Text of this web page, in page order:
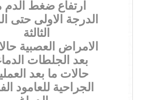
ارتفاع ضغط
الدرجة الاولى حتى
الثالثة
الامراض العصبية
بعد الجلطات
حالات ما بعد
الجراحية للعامود